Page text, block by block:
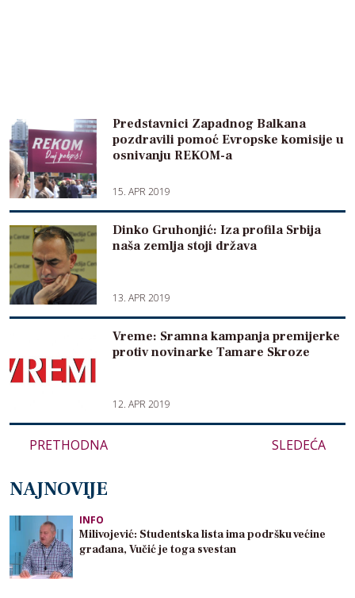
Predstavnici Zapadnog Balkana
pozdravili pomoć Evropske komisije u
osnivanju REKOM-a
15. APR 2019
Dinko Gruhonjić: Iza profila Srbija
naša zemlja stoji država
13. APR 2019
Vreme: Sramna kampanja premijerke
protiv novinarke Tamare Skroze
12. APR 2019
PRETHODNA SLEDEĆA
NAJNOVIJE
INFO
Milivojević: Studentska lista ima podršku većine
građana, Vučić je toga svestan